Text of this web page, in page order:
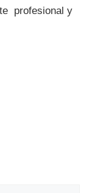
profesional y